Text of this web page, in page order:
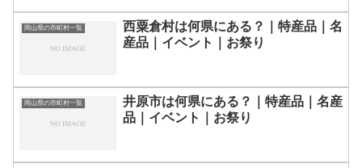
岡山県の市町村一覧
西粟倉村は何県にある？｜特産品｜名
産品｜イベント｜お祭り
岡山県の市町村一覧
井原市は何県にある？｜特産品｜名産
品｜イベント｜お祭り